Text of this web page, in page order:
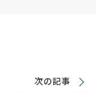
次の記事